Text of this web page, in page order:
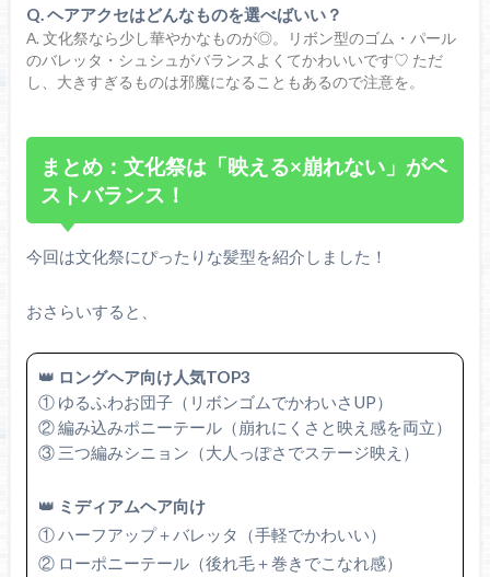
Q. ヘアアクセはどんなものを選べばいい？
A. 文化祭なら少し華やかなものが◎。リボン型のゴム・パール
のバレッタ・シュシュがバランスよくてかわいいです♡ ただ
し、大きすぎるものは邪魔になることもあるので注意を。
まとめ：文化祭は「映える×崩れない」がベ
ストバランス！
今回は文化祭にぴったりな髪型を紹介しました！
おさらいすると、
👑 ロングヘア向け人気TOP3
① ゆるふわお団子（リボンゴムでかわいさUP）
② 編み込みポニーテール（崩れにくさと映え感を両立）
③ 三つ編みシニョン（大人っぽさでステージ映え）
👑 ミディアムヘア向け
① ハーフアップ＋バレッタ（手軽でかわいい）
② ローポニーテール（後れ毛＋巻きでこなれ感）